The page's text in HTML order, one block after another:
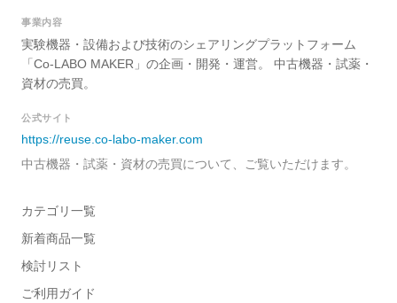
事業内容
実験機器・設備および技術のシェアリングプラットフォーム
「Co-LABO MAKER」の企画・開発・運営。 中古機器・試薬・
資材の売買。
公式サイト
https://reuse.co-labo-maker.com
中古機器・試薬・資材の売買について、ご覧いただけます。
カテゴリ一覧
新着商品一覧
検討リスト
ご利用ガイド